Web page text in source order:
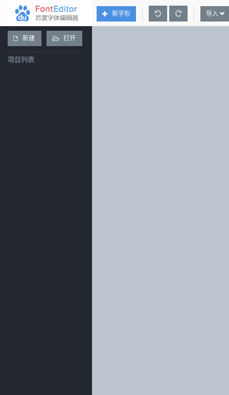
新字形 导入
新建 打开
项目列表